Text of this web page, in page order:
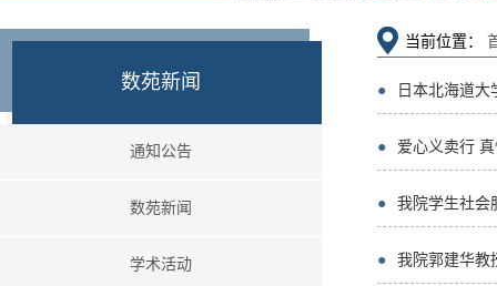
数苑新闻
通知公告
数苑新闻
学术活动
当前位置：
● 日本北海道
● 爱心义卖行
● 我院学生社会
● 我院郭建华教